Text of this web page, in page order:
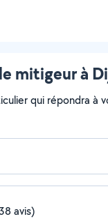
mitigeur à
qui répondra
avis)